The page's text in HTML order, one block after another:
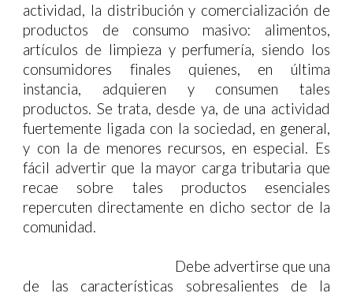
actividad, la distribución y comercialización de
productos de consumo masivo: alimentos,
artículos de limpieza y perfumería, siendo los
consumidores finales quienes, en última
instancia, adquieren y consumen tales
productos. Se trata, desde ya, de una actividad
fuertemente ligada con la sociedad, en general,
y con la de menores recursos, en especial. Es
fácil advertir que la mayor carga tributaria que
recae sobre tales productos esenciales
repercuten directamente en dicho sector de la
comunidad.
Debe advertirse que una
de las características sobresalientes de la